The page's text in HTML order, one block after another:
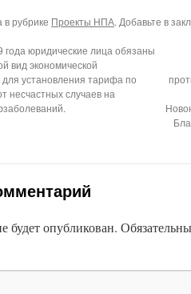
в рубрике Проекты НПА. Добавьте в
года юридические лица обязаны
вид экономической
установления тарифа по
несчастных случаев на
будет опубликован.